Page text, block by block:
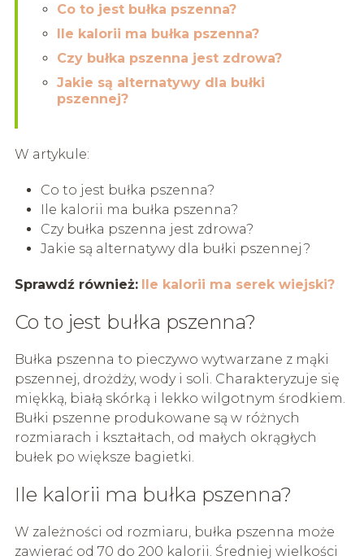
Co to jest bułka pszenna?
Ile kalorii ma bułka pszenna?
Czy bułka pszenna jest zdrowa?
Jakie są alternatywy dla bułki
pszennej?
W artykule:
Co to jest bułka pszenna?
Ile kalorii ma bułka pszenna?
Czy bułka pszenna jest zdrowa?
Jakie są alternatywy dla bułki pszennej?
Sprawdź również: Ile kalorii ma serek wiejski?
Co to jest bułka pszenna?
Bułka pszenna to pieczywo wytwarzane z mąki
pszennej, drożdży, wody i soli. Charakteryzuje się
miękką, białą skórką i lekko wilgotnym środkiem.
Bułki pszenne produkowane są w różnych
rozmiarach i kształtach, od małych okrągłych
bułek po większe bagietki.
Ile kalorii ma bułka pszenna?
W zależności od rozmiaru, bułka pszenna może
zawierać od 70 do 200 kalorii. Średniej wielkości